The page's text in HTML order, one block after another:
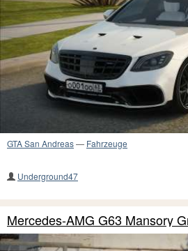
GTA San Andreas— Fahrzeuge
Underground47
Mercedes-AMG G63 Mansory